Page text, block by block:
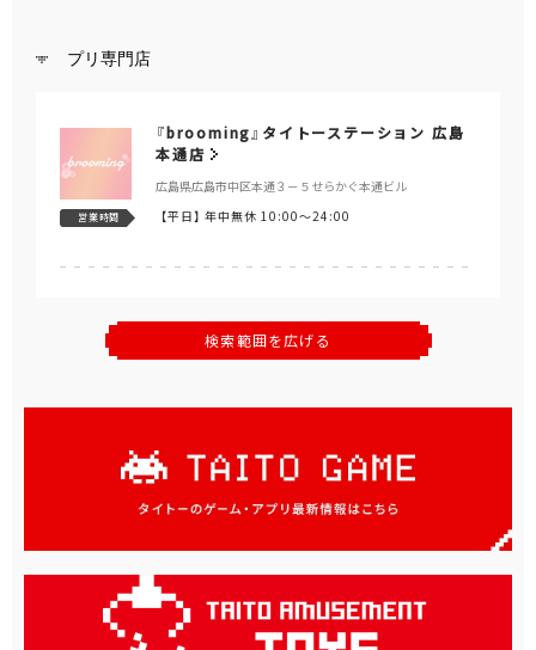
プリ専門店
『brooming』タイトーステーション 広島
本通店
広島県広島市中区本通３－５せらかぐ本通ビル
営業時間 【平日】年中無休 10:00～24:00
検索範囲を広げる